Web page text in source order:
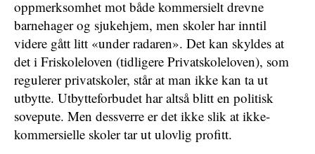
oppmerksomhet mot både kommersielt drevne
barnehager og sjukehjem, men skoler har inntil
videre gått litt «under radaren». Det kan skyldes at
det i Friskoleloven (tidligere Privatskoleloven), som
regulerer privatskoler, står at man ikke kan ta ut
utbytte. Utbytteforbudet har altså blitt en politisk
sovepute. Men dessverre er det ikke slik at ikke-
kommersielle skoler tar ut ulovlig profitt.